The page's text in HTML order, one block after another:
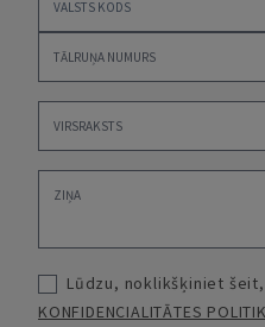
Lūdzu, noklikšķiniet
KONFIDENCIALITĀTES